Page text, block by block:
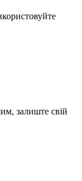
залиште свій